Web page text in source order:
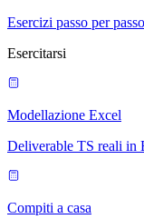
Esercizi passo per
Esercitarsi
Modellazione Excel
Deliverable TS reali in
Compiti a casa